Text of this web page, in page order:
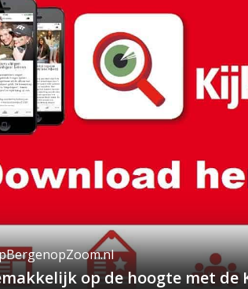
op de hoogte met